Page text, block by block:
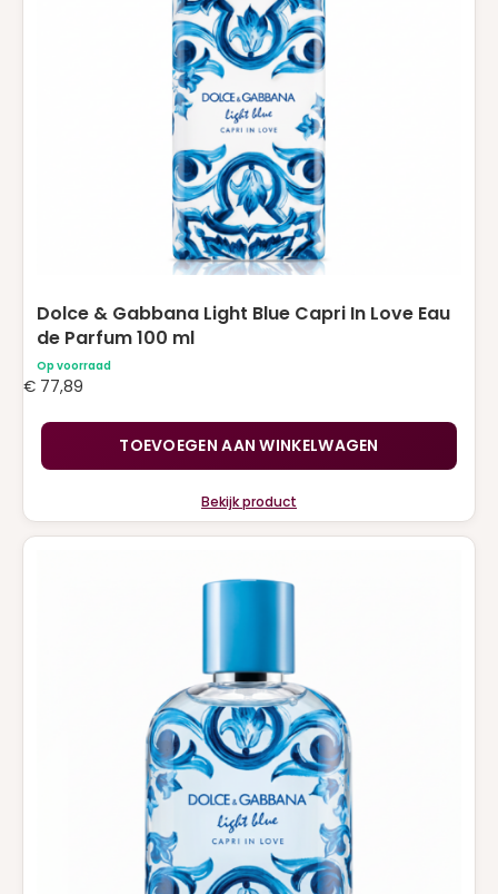
Dolce & Gabbana Light Blue Capri In Love Eau
de Parfum 100 ml
Op voorraad
€ 77,89
TOEVOEGEN AAN WINKELWAGEN
Bekijk product